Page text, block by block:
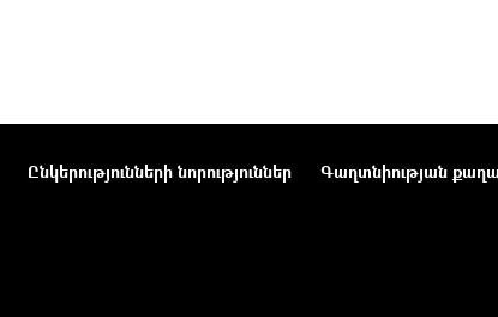
Ընկերությունների նորություններ
Գաղտնիության